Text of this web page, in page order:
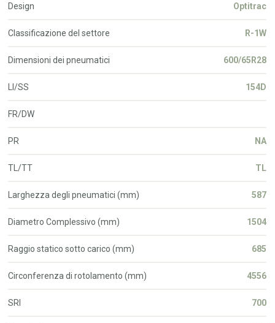
Design Optitrac
Classificazione del settore R-1W
Dimensioni dei pneumatici 600/65R28
LI/SS 154D
FR/DW
PR NA
TL/TT TL
Larghezza degli pneumatici (mm) 587
Diametro Complessivo (mm) 1504
Raggio statico sotto carico (mm) 685
Circonferenza di rotolamento (mm) 4556
SRI 700